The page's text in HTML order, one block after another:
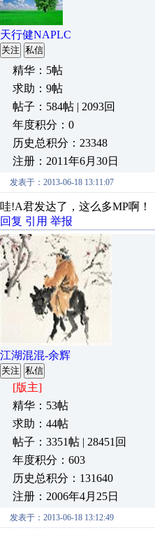
天行健NAPLC
关注 私信
精华：5帖
求助：9帖
帖子：584帖 | 2093回
年度积分：0
历史总积分：23348
注册：2011年6月30日
发表于：2013-06-18 13:11:07
哇!A君发达了，这么多MP啊！
回复 引用 举报
江湖混混-余辉
关注 私信
[版主]
精华：53帖
求助：44帖
帖子：3351帖 | 28451回
年度积分：603
历史总积分：131640
注册：2006年4月25日
发表于：2013-06-18 13:12:49